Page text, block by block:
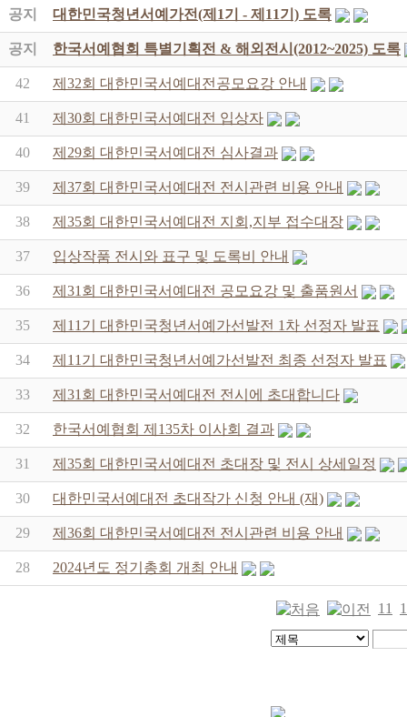
공지 대한민국청년서예가전(제1기 - 제11기) 도록
공지 한국서예협회 특별기획전 & 해외전시(2012~2025) 도록
42 제32회 대한민국서예대전공모요강 안내
41 제30회 대한민국서예대전 입상자
40 제29회 대한민국서예대전 심사결과
39 제37회 대한민국서예대전 전시관련 비용 안내
38 제35회 대한민국서예대전 지회,지부 접수대장
37 입상작품 전시와 표구 및 도록비 안내
36 제31회 대한민국서예대전 공모요강 및 출품원서
35 제11기 대한민국청년서예가선발전 1차 선정자 발표
34 제11기 대한민국청년서예가선발전 최종 선정자 발표
33 제31회 대한민국서예대전 전시에 초대합니다
32 한국서예협회 제135차 이사회 결과
31 제35회 대한민국서예대전 초대장 및 전시 상세일정
30 대한민국서예대전 초대작가 신청 안내 (재)
29 제36회 대한민국서예대전 전시관련 비용 안내
28 2024년도 정기총회 개최 안내
11